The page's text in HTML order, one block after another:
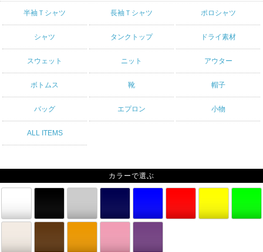
半袖Ｔシャツ 長袖Ｔシャツ ポロシャツ
シャツ タンクトップ ドライ素材
スウェット ニット アウター
ボトムス 靴 帽子
バッグ エプロン 小物
ALL ITEMS
カラーで選ぶ